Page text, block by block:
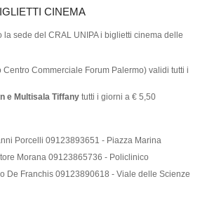
CINEMA
sede del CRAL UNIPA i biglietti cinema delle
Centro Commerciale Forum Palermo) validi tutti i
e Multisala Tiffany tutti i giorni a € 5,50
Porcelli 09123893651 - Piazza Marina
Morana 09123865736 - Policlinico
De Franchis 09123890618 - Viale delle Scienze